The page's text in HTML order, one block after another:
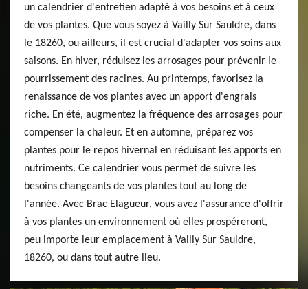
un calendrier d'entretien adapté à vos besoins et à ceux
de vos plantes. Que vous soyez à Vailly Sur Sauldre, dans
le 18260, ou ailleurs, il est crucial d'adapter vos soins aux
saisons. En hiver, réduisez les arrosages pour prévenir le
pourrissement des racines. Au printemps, favorisez la
renaissance de vos plantes avec un apport d'engrais
riche. En été, augmentez la fréquence des arrosages pour
compenser la chaleur. Et en automne, préparez vos
plantes pour le repos hivernal en réduisant les apports en
nutriments. Ce calendrier vous permet de suivre les
besoins changeants de vos plantes tout au long de
l'année. Avec Brac Elagueur, vous avez l'assurance d'offrir
à vos plantes un environnement où elles prospéreront,
peu importe leur emplacement à Vailly Sur Sauldre,
18260, ou dans tout autre lieu.